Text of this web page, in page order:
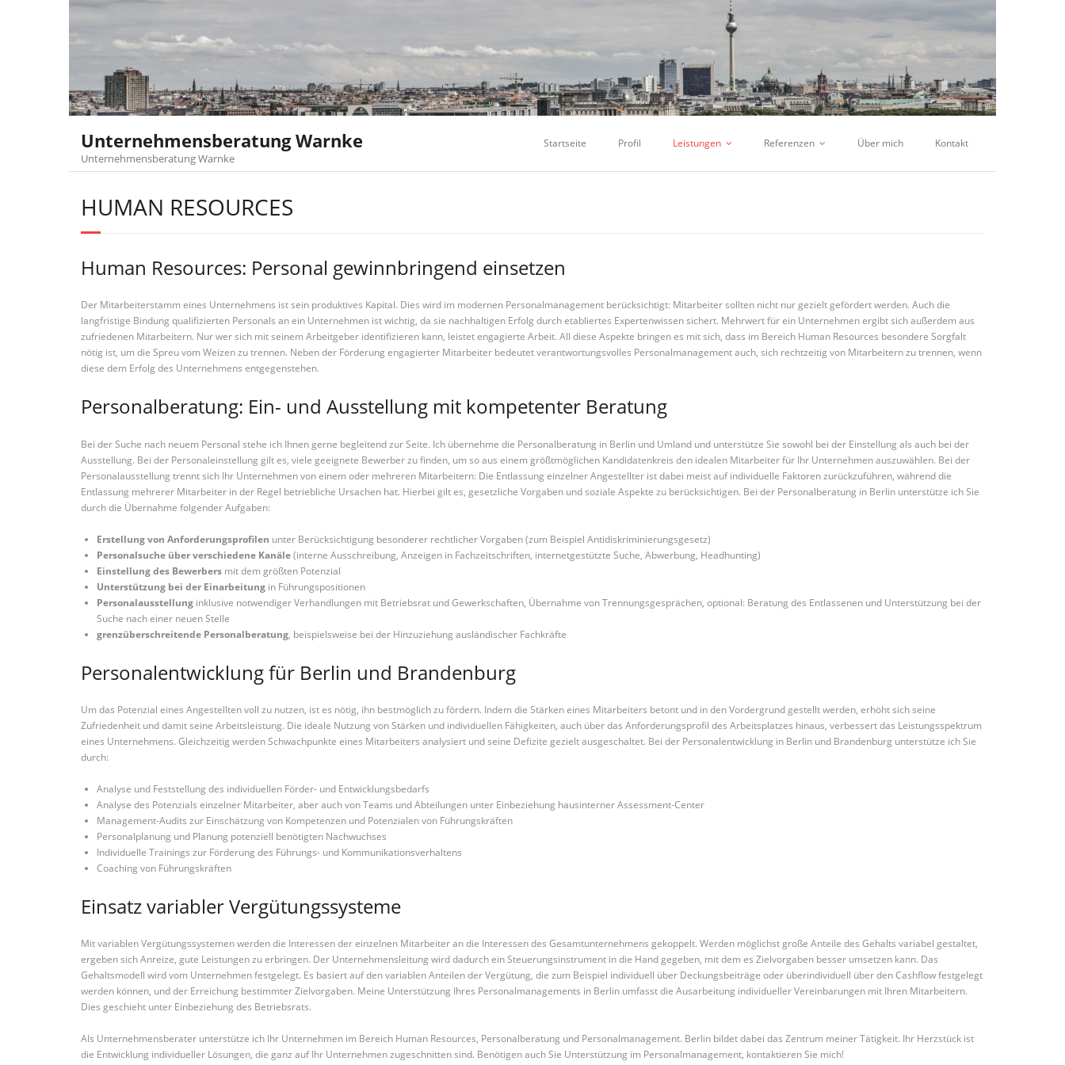
Skip
content
Unternehmensberatung Warnke
Unternehmensberatung Warnke
Startseite Profil Leistungen Referenzen Über mich Kontakt
HUMAN RESOURCES
Human Resources: Personal gewinnbringend einsetzen
Der Mitarbeiterstamm eines Unternehmens ist sein produktives Kapital. Dies wird im modernen Personalmanagement berücksichtigt: Mitarbeiter sollten nicht nur gezielt gefördert werden. Auch die
langfristige Bindung qualifizierten Personals an ein Unternehmen ist wichtig, da sie nachhaltigen Erfolg durch etabliertes Expertenwissen sichert. Mehrwert für ein Unternehmen ergibt sich außerdem aus
zufriedenen Mitarbeitern. Nur wer sich mit seinem Arbeitgeber identifizieren kann, leistet engagierte Arbeit. All diese Aspekte bringen es mit sich, dass im Bereich Human Resources besondere Sorgfalt
nötig ist, um die Spreu vom Weizen zu trennen. Neben der Förderung engagierter Mitarbeiter bedeutet verantwortungsvolles Personalmanagement auch, sich rechtzeitig von Mitarbeitern zu trennen, wenn
diese dem Erfolg des Unternehmens entgegenstehen.
Personalberatung: Ein- und Ausstellung mit kompetenter Beratung
Bei der Suche nach neuem Personal stehe ich Ihnen gerne begleitend zur Seite. Ich übernehme die Personalberatung in Berlin und Umland und unterstütze Sie sowohl bei der Einstellung als auch bei der
Ausstellung. Bei der Personaleinstellung gilt es, viele geeignete Bewerber zu finden, um so aus einem größtmöglichen Kandidatenkreis den idealen Mitarbeiter für Ihr Unternehmen auszuwählen. Bei der
Personalausstellung trennt sich Ihr Unternehmen von einem oder mehreren Mitarbeitern: Die Entlassung einzelner Angestellter ist dabei meist auf individuelle Faktoren zurückzuführen, während die
Entlassung mehrerer Mitarbeiter in der Regel betriebliche Ursachen hat. Hierbei gilt es, gesetzliche Vorgaben und soziale Aspekte zu berücksichtigen. Bei der Personalberatung in Berlin unterstütze ich Sie
durch die Übernahme folgender Aufgaben:
Erstellung von Anforderungsprofilen unter Berücksichtigung besonderer rechtlicher Vorgaben (zum Beispiel Antidiskriminierungsgesetz)
Personalsuche über verschiedene Kanäle(interne Ausschreibung, Anzeigen in Fachzeitschriften, internetgestützte Suche, Abwerbung, Headhunting)
Einstellung des Bewerbers mit dem größten Potenzial
Unterstützung bei der Einarbeitung in Führungspositionen
Personalausstellung inklusive notwendiger Verhandlungen mit Betriebsrat und Gewerkschaften, Übernahme von Trennungsgesprächen, optional: Beratung des Entlassenen und Unterstützung bei der
Suche nach einer neuen Stelle
grenzüberschreitende Personalberatung, beispielsweise bei der Hinzuziehung ausländischer Fachkräfte
Personalentwicklung für Berlin und Brandenburg
Um das Potenzial eines Angestellten voll zu nutzen, ist es nötig, ihn bestmöglich zu fördern. Indem die Stärken eines Mitarbeiters betont und in den Vordergrund gestellt werden, erhöht sich seine
Zufriedenheit und damit seine Arbeitsleistung. Die ideale Nutzung von Stärken und individuellen Fähigkeiten, auch über das Anforderungsprofil des Arbeitsplatzes hinaus, verbessert das Leistungsspektrum
eines Unternehmens. Gleichzeitig werden Schwachpunkte eines Mitarbeiters analysiert und seine Defizite gezielt ausgeschaltet. Bei der Personalentwicklung in Berlin und Brandenburg unterstütze ich Sie
durch:
Analyse und Feststellung des individuellen Förder- und Entwicklungsbedarfs
Analyse des Potenzials einzelner Mitarbeiter, aber auch von Teams und Abteilungen unter Einbeziehung hausinterner Assessment-Center
Management-Audits zur Einschätzung von Kompetenzen und Potenzialen von Führungskräften
Personalplanung und Planung potenziell benötigten Nachwuchses
Individuelle Trainings zur Förderung des Führungs- und Kommunikationsverhaltens
Coaching von Führungskräften
Einsatz variabler Vergütungssysteme
Mit variablen Vergütungssystemen werden die Interessen der einzelnen Mitarbeiter an die Interessen des Gesamtunternehmens gekoppelt. Werden möglichst große Anteile des Gehalts variabel gestaltet,
ergeben sich Anreize, gute Leistungen zu erbringen. Der Unternehmensleitung wird dadurch ein Steuerungsinstrument in die Hand gegeben, mit dem es Zielvorgaben besser umsetzen kann. Das
Gehaltsmodell wird vom Unternehmen festgelegt. Es basiert auf den variablen Anteilen der Vergütung, die zum Beispiel individuell über Deckungsbeiträge oder überindividuell über den Cashflow festgelegt
werden können, und der Erreichung bestimmter Zielvorgaben. Meine Unterstützung Ihres Personalmanagements in Berlin umfasst die Ausarbeitung individueller Vereinbarungen mit Ihren Mitarbeitern.
Dies geschieht unter Einbeziehung des Betriebsrats.
Als Unternehmensberater unterstütze ich Ihr Unternehmen im Bereich Human Resources, Personalberatung und Personalmanagement. Berlin bildet dabei das Zentrum meiner Tätigkeit. Ihr Herzstück ist
die Entwicklung individueller Lösungen, die ganz auf Ihr Unternehmen zugeschnitten sind. Benötigen auch Sie Unterstützung im Personalmanagement, kontaktieren Sie mich!